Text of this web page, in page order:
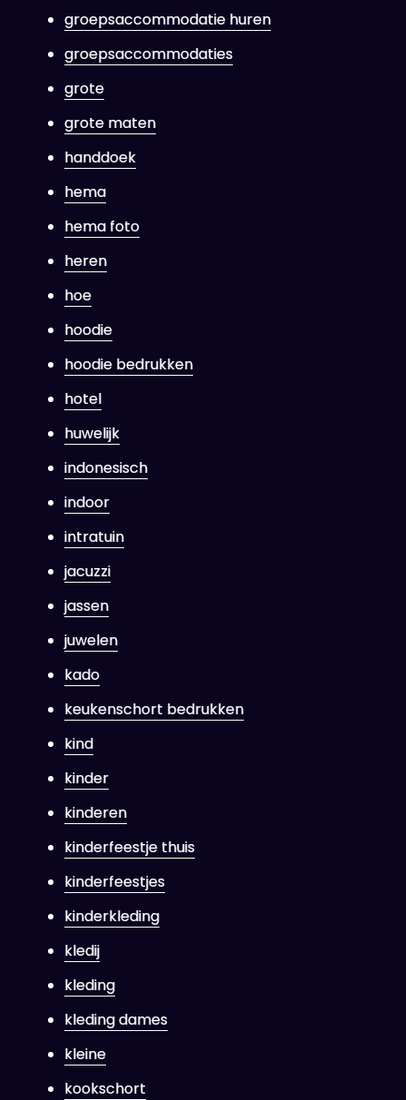
groepsaccommodatie huren
groepsaccommodaties
grote
grote maten
handdoek
hema
hema foto
heren
hoe
hoodie
hoodie bedrukken
hotel
huwelijk
indonesisch
indoor
intratuin
jacuzzi
jassen
juwelen
kado
keukenschort bedrukken
kind
kinder
kinderen
kinderfeestje thuis
kinderfeestjes
kinderkleding
kledij
kleding
kleding dames
kleine
kookschort